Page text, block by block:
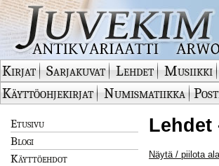
Kirjat Sarjakuvat Lehdet Musiikki
Käyttöohjekirjat
Numismatiikka
Etusivu
Blogi
Käyttöehdot
Lehdet
Näytä / piilota